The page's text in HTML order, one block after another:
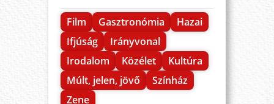
Film Gasztronómia
Hazai
Ifjúság
Irányvonal
Irodalom
Közélet
Kultúra
Múlt, jelen, jövő
Színház
Zene